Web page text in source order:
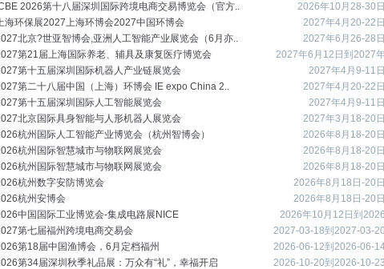
2026第十八届深圳国际跨境电商交易博览会（官方..
2026年10月28-30日
海环保展2027上海环博会2027中国环博会
2027年4月20-22日
北京?世亚智博会,亚洲人工智能产业展览会（6月亦..
2027年6月26-28日
第21届上海国际养老、辅具及康复医疗博览会
2027年6月12日到2027
6.
第十五届深圳国际机器人产业链展览会
2027年4月9-11日
第二十八届中国（上海）环博会 IE expo China 2..
2027年4月20-22日
第十五届深圳国际人工智能展览会
2027年4月9-11日
北京国际具身智能与人形机器人展览会
2027年3月18-20日
杭州国际人工智能产业博览会（杭州智博会）
2026年8月18-20日
杭州国际智慧城市与物联网展览会
2026年8月18-20日
杭州国际智慧城市与物联网展览会
2026年8月18-20日
杭州数字安防博览会
2026年8月18日-20日
杭州安博会
2026年8月18日-20日
中国国际工业博览会-集成电路展NICE
2026年10月12日到2026
年.
第七届福州跨境电商交易会
2027-03-18到2027-03-20
第18届中国渔博会，6月定档福州
2026-06-12到2026-06-
第34届深圳秋季礼品展：万众有“礼”，幸福开启
2026-10-20到2026-10-23